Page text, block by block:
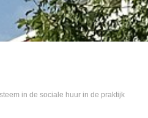
in de sociale huur in de praktijk